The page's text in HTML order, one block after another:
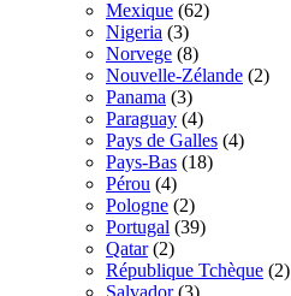
Mexique (62)
Nigeria (3)
Norvege (8)
Nouvelle-Zélande (2)
Panama (3)
Paraguay (4)
Pays de Galles (4)
Pays-Bas (18)
Pérou (4)
Pologne (2)
Portugal (39)
Qatar (2)
République Tchèque (2)
Salvador (3)